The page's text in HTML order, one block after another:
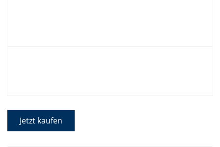
Jetzt kaufen